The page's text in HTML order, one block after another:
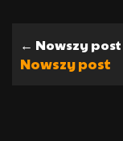
← Nowszy post
Nowszy post